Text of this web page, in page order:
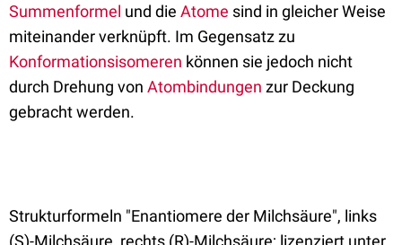
Summenformel und die Atome sind in gleicher Weise
miteinander verknüpft. Im Gegensatz zu
Konformationsisomeren können sie jedoch nicht
durch Drehung von Atombindungen zur Deckung
gebracht werden.
Strukturformeln "Enantiomere der Milchsäure", links
(S)-Milchsäure, rechts (R)-Milchsäure; lizenziert unter